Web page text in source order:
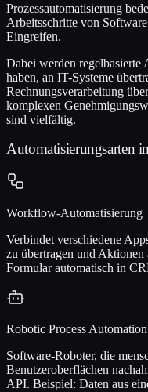
Prozessautomatisierung
Arbeitsschritte von
Eingreifen.
Dabei werden
haben, an IT-Systeme
Rechnungsverarbeitung
komplexen
sind vielfältig.
Automatisierungsarten
Workflow-Automatisierung
Verbindet verschiedene
zu übertragen und Aktionen
Formular automatisch in
Robotic Process
Software-Roboter, die
Benutzeroberflächen
API. Beispiel: Daten aus